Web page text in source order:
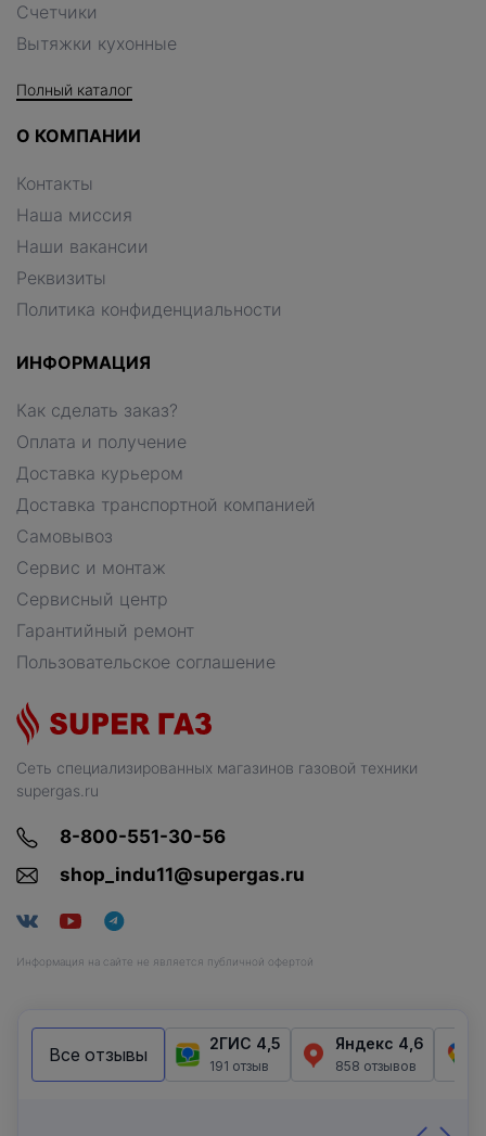
Сеть специализированных магазинов газовой техники
supergas.ru
8-800-551-30-56
shop_indu11@supergas.ru
Информация на сайте не является публичной офертой
Счетчики
Вытяжки кухонные
Полный каталог
О КОМПАНИИ
Контакты
Наша миссия
Наши вакансии
Реквизиты
Политика конфиденциальности
ИНФОРМАЦИЯ
Как сделать заказ?
Оплата и получение
Доставка курьером
Доставка транспортной компанией
Самовывоз
Сервис и монтаж
Сервисный центр
Гарантийный ремонт
Пользовательское соглашение